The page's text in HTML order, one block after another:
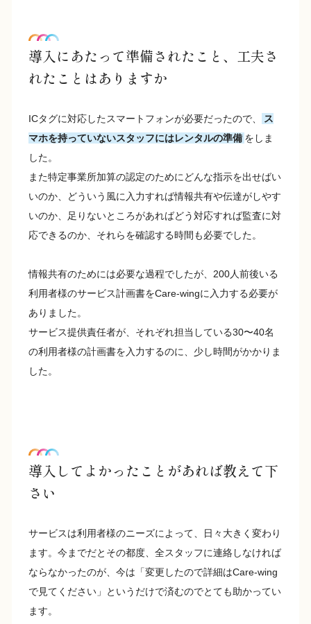
導入にあたって準備されたこと、工夫さ
れたことはありますか
ICタグに対応したスマートフォンが必要だったので、
ス
マホを持っていないスタッフにはレンタルの準備 をしま
した。
また特定事業所加算の認定のためにどんな指示を出せばい
いのか、どういう風に入力すれば情報共有や伝達がしやす
いのか、足りないところがあればどう対応すれば監査に対
応できるのか、それらを確認する時間も必要でした。
情報共有のためには必要な過程でしたが、200人前後いる
利用者様のサービス計画書をCare-wingに入力する必要が
ありました。
サービス提供責任者が、それぞれ担当している30〜40名
の利用者様の計画書を入力するのに、少し時間がかかりま
した。
導入してよかったことがあれば教えて下
さい
サービスは利用者様のニーズによって、日々大きく変わり
ます。今までだとその都度、全スタッフに連絡しなければ
ならなかったのが、今は「変更したので詳細はCare-wing
で見てください」というだけで済むのでとても助かってい
ます。